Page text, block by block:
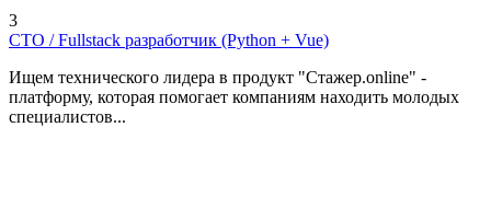
3
CTO / Fullstack разработчик (Python + Vue)
Ищем технического лидера в продукт "Стажер.online" -
платформу, которая помогает компаниям находить молодых
специалистов...